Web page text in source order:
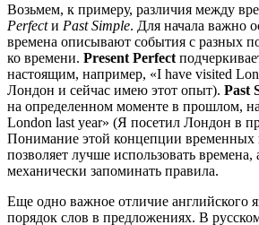
Возьмем, к примеру, различия между
Perfectи Past Simple. Для начала важно
времена описывают события с разных
ко времени. Present Perfect
настоящим, например, «I have visited
Лондон и сейчас имею этот опыт). Past
на определенном моменте в прошлом,
London last year» (Я посетил Лондон в
Понимание этой концепции временных
позволяет лучше использовать времена,
механически запоминать правила.
Еще одно важное отличие английского
порядок слов в предложениях. В